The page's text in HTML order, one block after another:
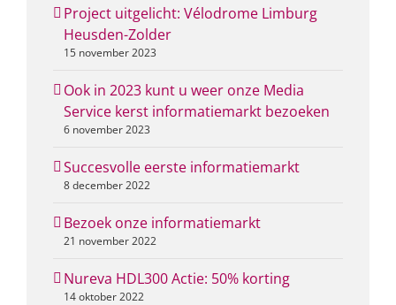
Project uitgelicht: Vélodrome Limburg
Heusden-Zolder
15 november 2023
Ook in 2023 kunt u weer onze Media
Service kerst informatiemarkt bezoeken
6 november 2023
Succesvolle eerste informatiemarkt
8 december 2022
Bezoek onze informatiemarkt
21 november 2022
Nureva HDL300 Actie: 50% korting
14 oktober 2022